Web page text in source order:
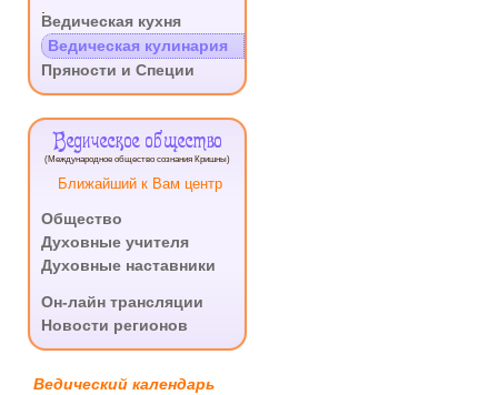
Ведическая кухня
Ведическая кулинария
Пряности и Специи
Ведическое общество
(Международное общество сознания Кришны)
Ближайший к Вам центр
Общество
Духовные учителя
Духовные наставники
Он-лайн трансляции
Новости регионов
Ведический календарь